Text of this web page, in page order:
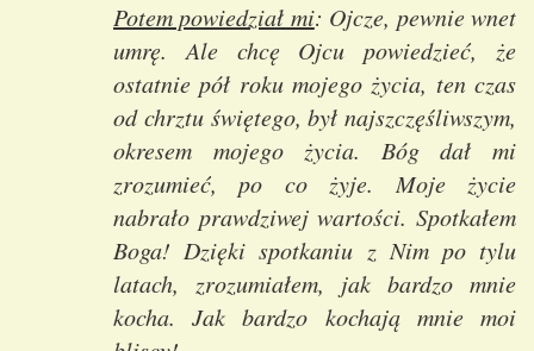
Potem powiedział mi: Ojcze, pewnie wnet
umrę. Ale chcę Ojcu powiedzieć, że
ostatnie pół roku mojego życia, ten czas
od chrztu świętego, był najszczęśliwszym,
okresem mojego życia. Bóg dał mi
zrozumieć, po co żyje. Moje życie
nabrało prawdziwej wartości. Spotkałem
Boga! Dzięki spotkaniu z Nim po tylu
latach, zrozumiałem, jak bardzo mnie
kocha. Jak bardzo kochają mnie moi